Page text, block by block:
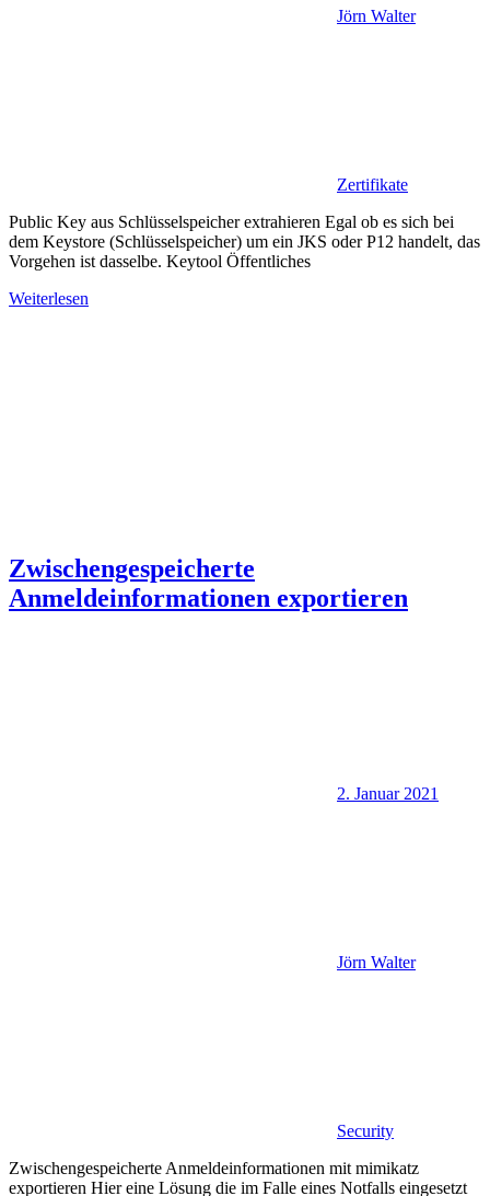
Jörn Walter
Zertifikate
Public Key aus Schlüsselspeicher extrahieren Egal ob es sich bei
dem Keystore (Schlüsselspeicher) um ein JKS oder P12 handelt, das
Vorgehen ist dasselbe. Keytool Öffentliches
Weiterlesen
Zwischengespeicherte
Anmeldeinformationen exportieren
2. Januar 2021
Jörn Walter
Security
Zwischengespeicherte Anmeldeinformationen mit mimikatz
exportieren Hier eine Lösung die im Falle eines Notfalls eingesetzt